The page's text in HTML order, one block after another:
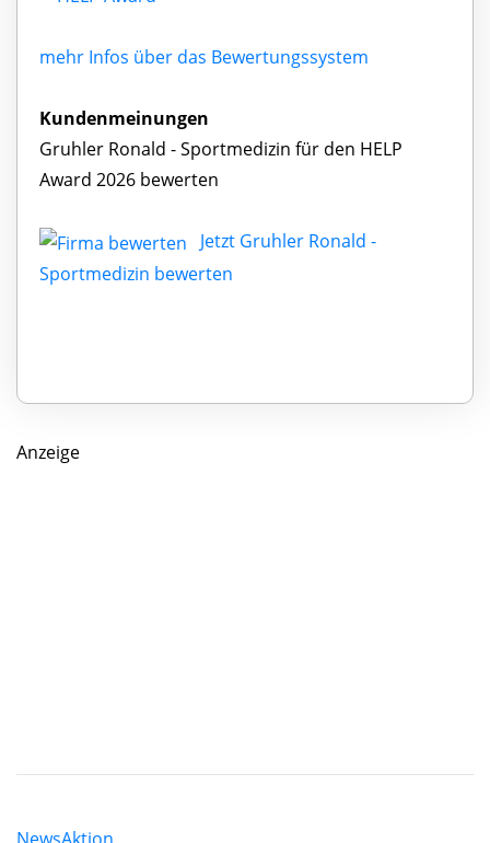
mehr Infos über das Bewertungssystem
Kundenmeinungen
Gruhler Ronald - Sportmedizin für den HELP
Award 2026 bewerten
Jetzt Gruhler Ronald -
Sportmedizin bewerten
Anzeige
NewsAktion